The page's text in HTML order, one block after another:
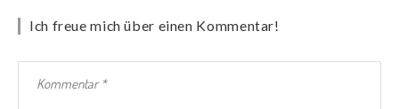
Ich freue mich über einen Kommentar!